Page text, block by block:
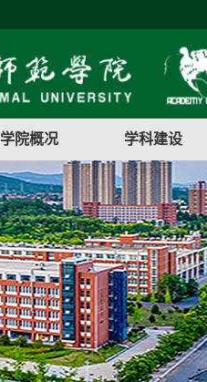
学院概况 学科建设